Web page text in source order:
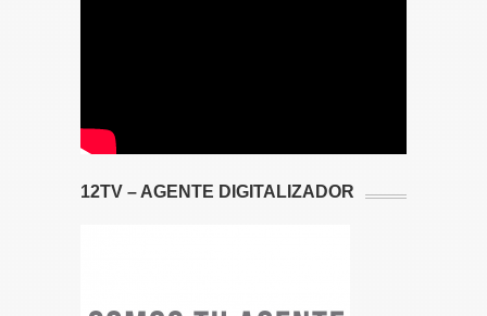
12TV – AGENTE DIGITALIZADOR